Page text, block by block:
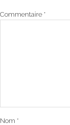
Commentaire *
Nom *